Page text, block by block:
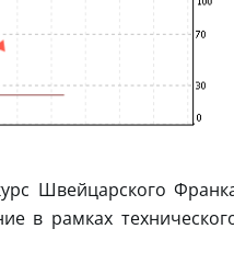
Швейцарского
в рамках